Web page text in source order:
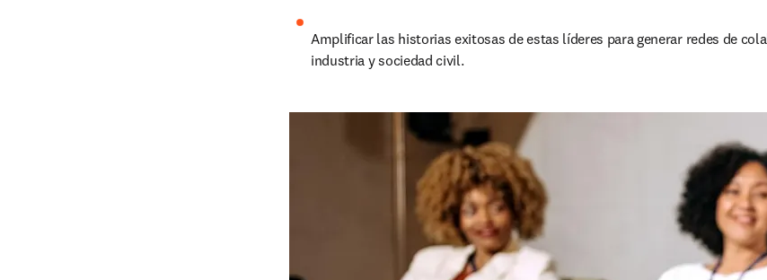
Amplificar las historias exitosas de estas líderes para generar redes de
industria y sociedad civil.